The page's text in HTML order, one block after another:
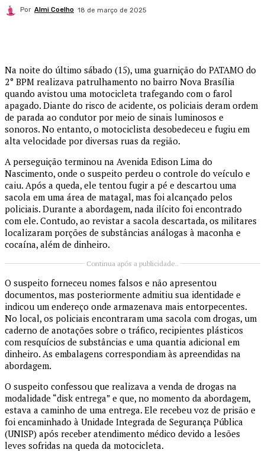
Por Almi Coelho 18 de março de 2025
Na noite do último sábado (15), uma guarnição do PATAMO do
2° BPM realizava patrulhamento no bairro Nova Brasília
quando avistou uma motocicleta trafegando com o farol
apagado. Diante do risco de acidente, os policiais deram ordem
de parada ao condutor por meio de sinais luminosos e
sonoros. No entanto, o motociclista desobedeceu e fugiu em
alta velocidade por diversas ruas da região.
A perseguição terminou na Avenida Edison Lima do
Nascimento, onde o suspeito perdeu o controle do veículo e
caiu. Após a queda, ele tentou fugir a pé e descartou uma
sacola em uma área de matagal, mas foi alcançado pelos
policiais. Durante a abordagem, nada ilícito foi encontrado
com ele. Contudo, ao revistar a sacola descartada, os militares
localizaram porções de substâncias análogas à maconha e
cocaína, além de dinheiro.
Continua após a publicidade..
O suspeito forneceu nomes falsos e não apresentou
documentos, mas posteriormente admitiu sua identidade e
indicou um endereço onde armazenava mais entorpecentes.
No local, os policiais encontraram uma sacola com drogas, um
caderno de anotações sobre o tráfico, recipientes plásticos
com resquícios de substâncias e uma quantia adicional em
dinheiro. As embalagens correspondiam às apreendidas na
abordagem.
O suspeito confessou que realizava a venda de drogas na
modalidade “disk entrega” e que, no momento da abordagem,
estava a caminho de uma entrega. Ele recebeu voz de prisão e
foi encaminhado à Unidade Integrada de Segurança Pública
(UNISP) após receber atendimento médico devido a lesões
leves sofridas na queda da motocicleta.